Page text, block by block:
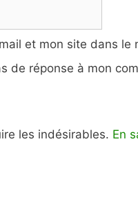
et mon site dans
de réponse à mon
les indésirables. En